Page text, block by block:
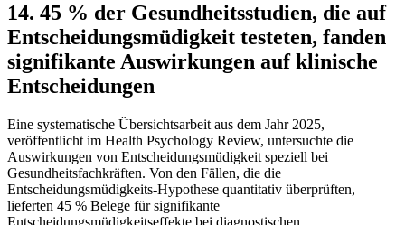
14. 45 % der Gesundheitsstudien, die auf
Entscheidungsmüdigkeit testeten, fanden
signifikante Auswirkungen auf klinische
Entscheidungen
Eine systematische Übersichtsarbeit aus dem Jahr 2025,
veröffentlicht im Health Psychology Review, untersuchte die
Auswirkungen von Entscheidungsmüdigkeit speziell bei
Gesundheitsfachkräften. Von den Fällen, die die
Entscheidungsmüdigkeits-Hypothese quantitativ überprüften,
lieferten 45 % Belege für signifikante